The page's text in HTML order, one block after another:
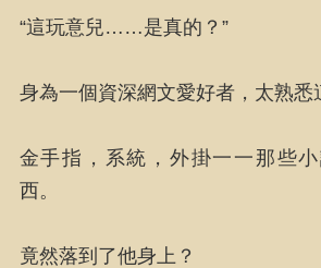
“這玩意兒……是真的？”
身為一個資深網文愛好者，太熟悉
金手指，系統，外掛一一那些
西。
竟然落到了他身上？